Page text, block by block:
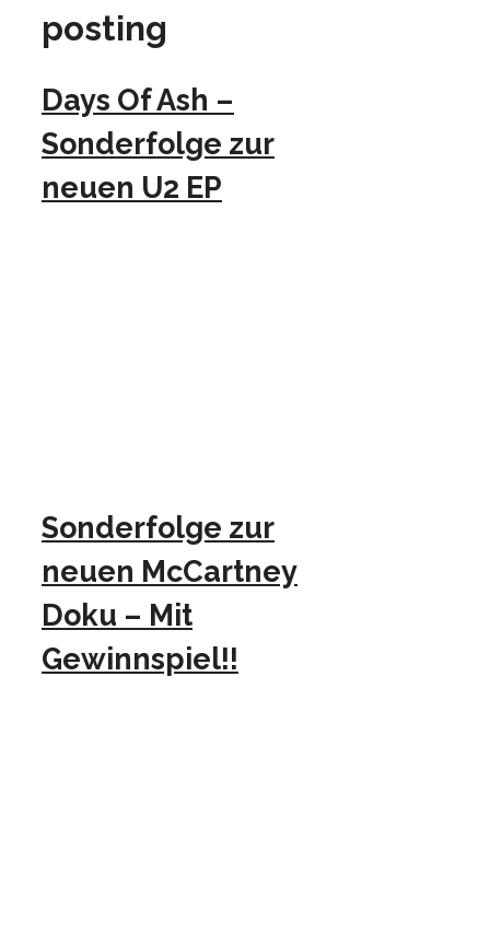
posting
Days Of Ash –
Sonderfolge zur
neuen U2 EP
Sonderfolge zur
neuen McCartney
Doku – Mit
Gewinnspiel!!